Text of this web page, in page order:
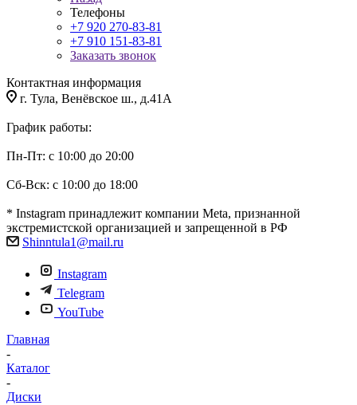
Телефоны
+7 920 270-83-81
+7 910 151-83-81
Заказать звонок
Контактная информация
г. Тула, Венёвское ш., д.41А
График работы:
Пн-Пт: с 10:00 до 20:00
Сб-Вск: с 10:00 до 18:00
* Instagram принадлежит компании Meta, признанной
экстремистской организацией и запрещенной в РФ
Shinntula1@mail.ru
Instagram
Telegram
YouTube
Главная
-
Каталог
-
Диски